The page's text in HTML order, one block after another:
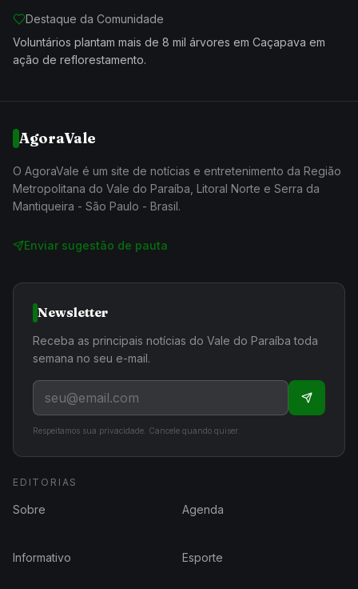
Destaque da Comunidade
Voluntários plantam mais de 8 mil árvores em Caçapava em
ação de reflorestamento.
AgoraVale
O AgoraVale é um site de notícias e entretenimento da Região
Metropolitana do Vale do Paraíba, Litoral Norte e Serra da
Mantiqueira - São Paulo - Brasil.
Enviar sugestão de pauta
Newsletter
Receba as principais notícias do Vale do Paraíba toda
semana no seu e-mail.
Respeitamos sua privacidade. Cancele quando quiser.
EDITORIAS
Sobre Agenda
Informativo Esporte